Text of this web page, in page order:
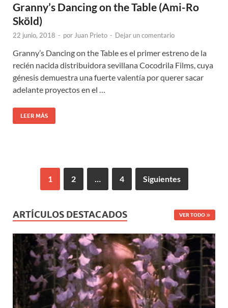
Granny’s Dancing on the Table (Ami-Ro
Sköld)
22 junio, 2018 - porJuan Prieto - Dejar un comentario
Granny’s Dancing on the Table es el primer estreno de la
recién nacida distribuidora sevillana Cocodrila Films, cuya
génesis demuestra una fuerte valentía por querer sacar
adelante proyectos en el …
LEER MÁS
1 2 … 4 Siguientes
ARTÍCULOS DESTACADOS VER TODO